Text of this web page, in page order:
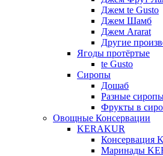
Джем te Gusto
Джем Шамб
Джем Ararat
Другие
Ягоды протёртые
te Gusto
Сиропы
Дошаб
Разные
Фрукты в
Овощные Консервации
KERAKUR
Консервация
Маринады